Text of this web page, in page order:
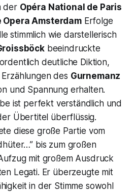
der Opéra National de Paris
Opera AmsterdamErfolge
stimmlich wie darstellerisch
beeindruckte
deutliche Diktion,
des Gurnemanz
und Spannung erhalten.
ist perfekt verständlich und
Übertitel überflüssig.
diese große Partie vom
bis zum großen
mit großem Ausdruck
Legati. Er überzeugte mit
in der Stimme sowohl